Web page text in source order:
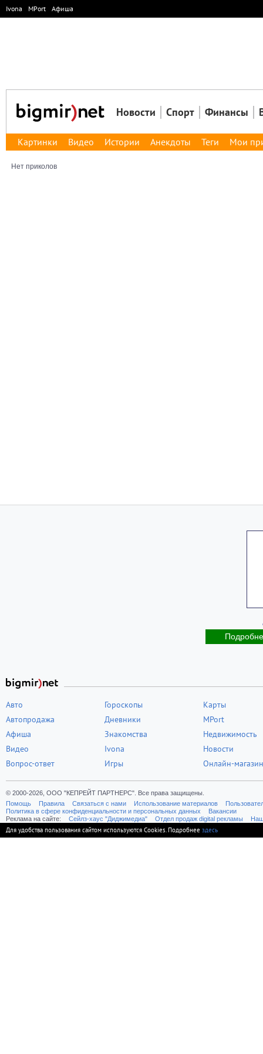
Ivona MPort Афиша
Новости Спорт Финансы
Картинки Видео Истории Анекдоты Теги Мои
Нет приколов
Авто
Автопродажа
Афиша
Видео
Вопрос-ответ
Гороскопы
Дневники
Знакомства
Ivona
Игры
Карты
MPort
Недвижимость
Новости
Онлайн-магазин
© 2000-2026, ООО "КЕПРЕЙТ ПАРТНЕРС". Все права защищены.
Помощь
Правила Связаться с нами Использование материалов
Политика в сфере конфиденциальности и персональных данных
Вакансии
Реклама на сайте:
Cейлз-хаус "Диджимедиа" Отдел продаж digital рекламы
Для удобства пользования сайтом используются Cookies. Подробнее здесь